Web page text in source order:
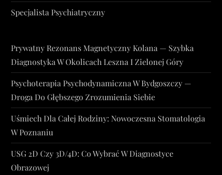
Specjalista Psychiatryczny
Prywatny Rezonans Magnetyczny Kolana — Szybka
Diagnostyka W Okolicach Leszna I Zielonej Góry
Psychoterapia Psychodynamiczna W Bydgoszczy —
Droga Do Głębszego Zrozumienia Siebie
Uśmiech Dla Całej Rodziny: Nowoczesna Stomatologia
W Poznaniu
USG 2D Czy 3D/4D: Co Wybrać W Diagnostyce
Obrazowej